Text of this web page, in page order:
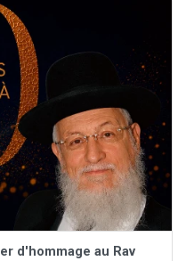
d'hommage au Rav